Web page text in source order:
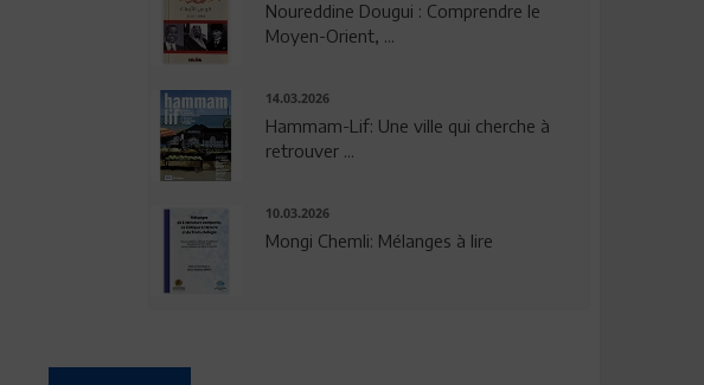
Noureddine Dougui : Comprendre le
Moyen-Orient, ...
14.03.2026
Hammam-Lif: Une ville qui cherche à
retrouver ...
10.03.2026
Mongi Chemli: Mélanges à lire